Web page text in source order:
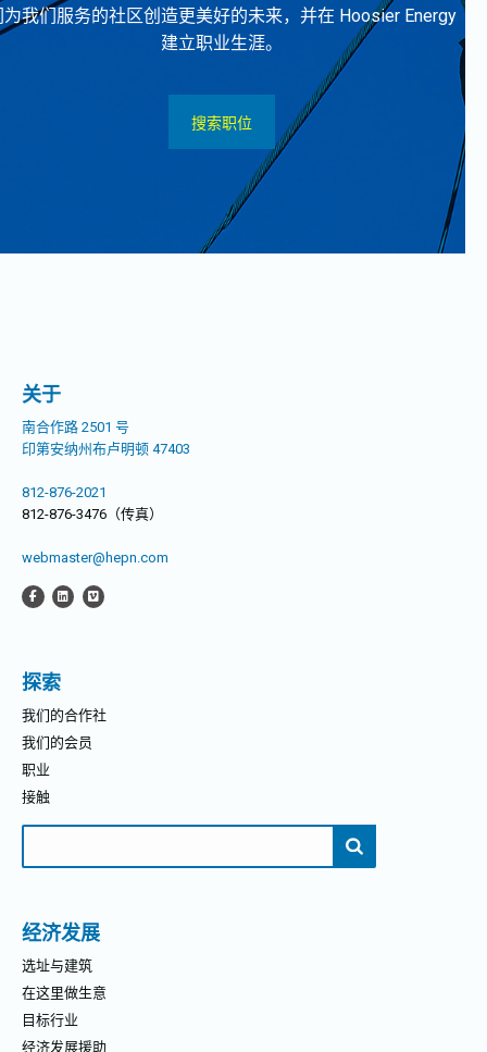
为我们服务的社区创造更美好的未来，并在 Hoosier Energy
建立职业生涯。
搜索职位
关于
南合作路 2501 号
印第安纳州布卢明顿 47403
812-876-2021
812-876-3476（传真）
webmaster@hepn.com
探索
我们的合作社
我们的会员
职业
接触
经济发展
选址与建筑
在这里做生意
目标行业
经济发展援助